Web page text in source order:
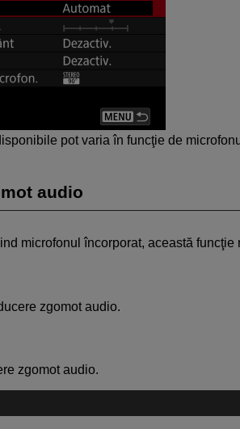
pot varia în funcţie de
audio
microfonul încorporat, această funcţie
zgomot audio.
zgomot audio.